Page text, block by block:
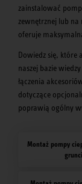
zainstalować
zewnętrznej lub
oferuje
Dowiedz się, które
naszej bazie
łączenia
dotyczące
poprawią ogólny
Montaż pompy